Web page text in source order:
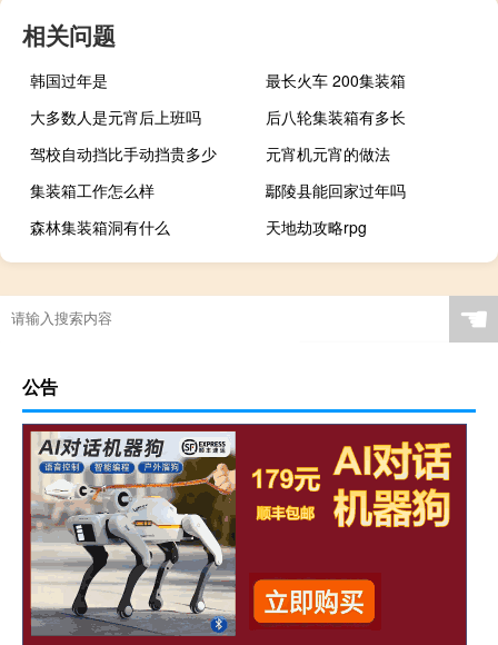
相关问题
韩国过年是
最长火车 200集装箱
大多数人是元宵后上班吗
后八轮集装箱有多长
驾校自动挡比手动挡贵多少
元宵机元宵的做法
集装箱工作怎么样
鄢陵县能回家过年吗
森林集装箱洞有什么
天地劫攻略rpg
☚
公告